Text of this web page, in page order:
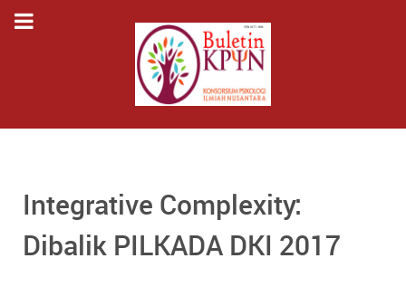
Integrative Complexity:
Dibalik PILKADA DKI 2017